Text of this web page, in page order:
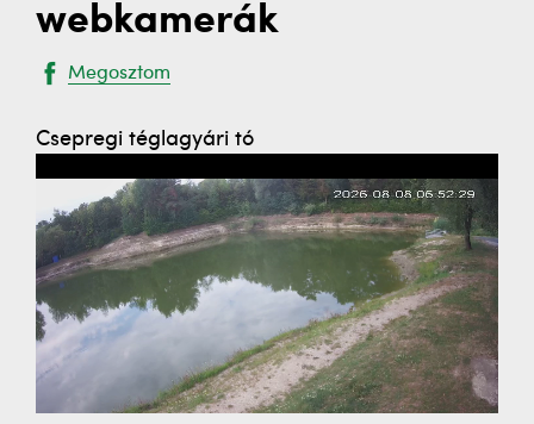
webkamerák
Megosztom
Csepregi téglagyári tó